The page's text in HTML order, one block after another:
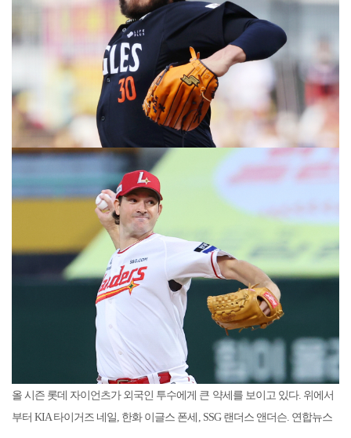
올 시즌 롯데 자이언츠가 외국인 투수에게 큰 약세를 보이고 있다. 위에서
부터 KIA 타이거즈 네일, 한화 이글스 폰세, SSG 랜더스 앤더슨. 연합뉴스